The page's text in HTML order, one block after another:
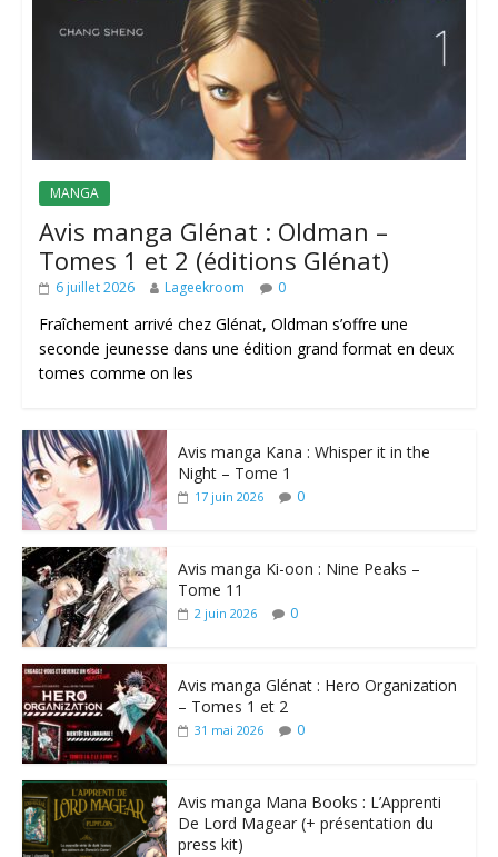
MANGA
Avis manga Glénat : Oldman –
Tomes 1 et 2 (éditions Glénat)
6 juillet 2026 Lageekroom 0
Fraîchement arrivé chez Glénat, Oldman s’offre une
seconde jeunesse dans une édition grand format en deux
tomes comme on les
Avis manga Kana : Whisper it in the
Night – Tome 1
17 juin 2026 0
Avis manga Ki-oon : Nine Peaks –
Tome 11
2 juin 2026 0
Avis manga Glénat : Hero Organization
– Tomes 1 et 2
31 mai 2026 0
Avis manga Mana Books : L’Apprenti
De Lord Magear (+ présentation du
press kit)